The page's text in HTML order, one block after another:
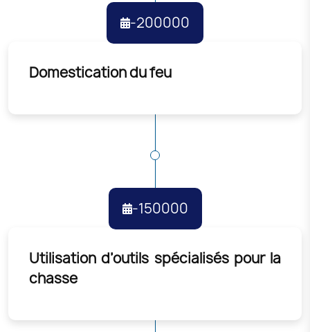
Domestication du feu
-200000
Utilisation d’outils spécialisés pour la
chasse
-150000